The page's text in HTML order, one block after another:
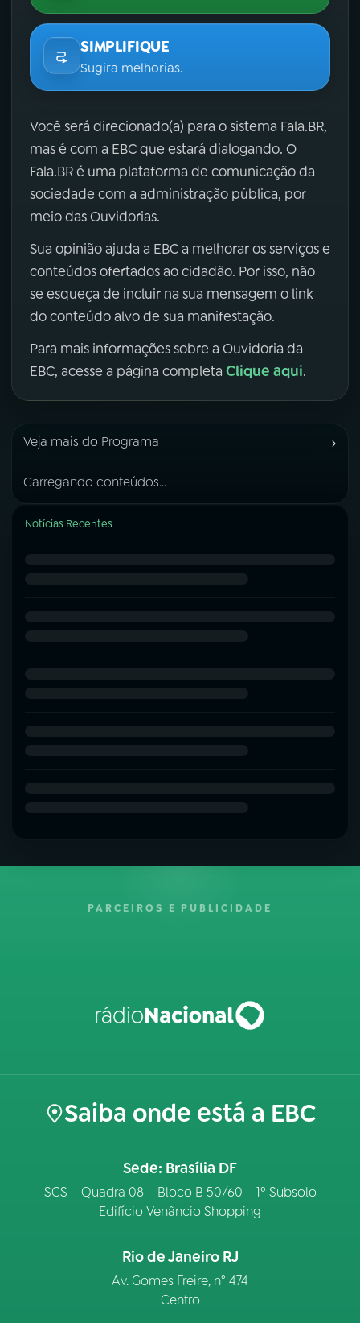
SIMPLIFIQUE
Sugira melhorias.
Você será direcionado(a) para o sistema Fala.BR,
mas é com a EBC que estará dialogando. O
Fala.BR é uma plataforma de comunicação da
sociedade com a administração pública, por
meio das Ouvidorias.
Sua opinião ajuda a EBC a melhorar os serviços e
conteúdos ofertados ao cidadão. Por isso, não
se esqueça de incluir na sua mensagem o link
do conteúdo alvo de sua manifestação.
Para mais informações sobre a Ouvidoria da
EBC, acesse a página completa Clique aqui.
Veja mais do Programa ›
Carregando conteúdos...
Notícias Recentes
PARCEIROS E PUBLICIDADE
Saiba onde está a EBC
Sede: Brasília DF
SCS – Quadra 08 – Bloco B 50/60 – 1º Subsolo
Edifício Venâncio Shopping
Rio de Janeiro RJ
Av. Gomes Freire, n° 474
Centro